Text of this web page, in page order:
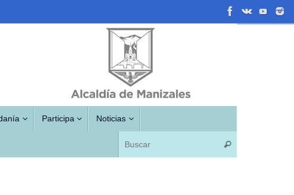
Participa Noticias
Buscar